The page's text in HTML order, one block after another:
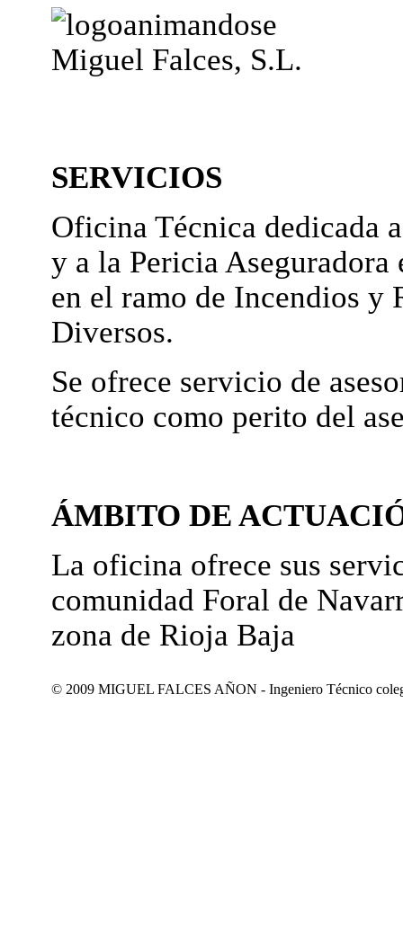
Miguel Falces, S.L.
SERVICIOS
Oficina Técnica dedicada
y a la Pericia Aseguradora
en el ramo de Incendios y
Diversos.
Se ofrece servicio de
técnico como perito del
ÁMBITO DE
La oficina ofrece sus
comunidad Foral de
zona de Rioja Baja
© 2009 MIGUEL FALCES AÑON - Ingeniero Técnico